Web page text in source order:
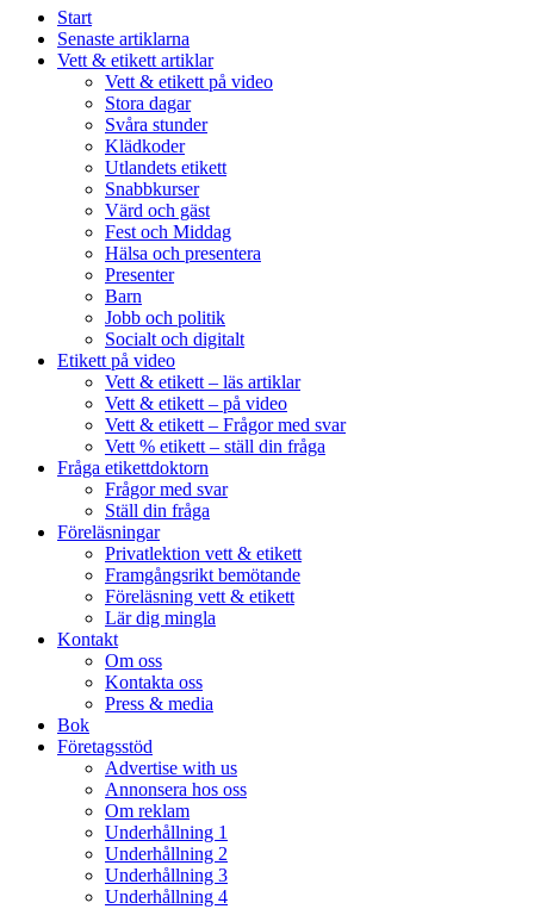
Start
Senaste artiklarna
Vett & etikett artiklar
Vett & etikett på video
Stora dagar
Svåra stunder
Klädkoder
Utlandets etikett
Snabbkurser
Värd och gäst
Fest och Middag
Hälsa och presentera
Presenter
Barn
Jobb och politik
Socialt och digitalt
Etikett på video
Vett & etikett – läs artiklar
Vett & etikett – på video
Vett & etikett – Frågor med svar
Vett % etikett – ställ din fråga
Fråga etikettdoktorn
Frågor med svar
Ställ din fråga
Föreläsningar
Privatlektion vett & etikett
Framgångsrikt bemötande
Föreläsning vett & etikett
Lär dig mingla
Kontakt
Om oss
Kontakta oss
Press & media
Bok
Företagsstöd
Advertise with us
Annonsera hos oss
Om reklam
Underhållning 1
Underhållning 2
Underhållning 3
Underhållning 4